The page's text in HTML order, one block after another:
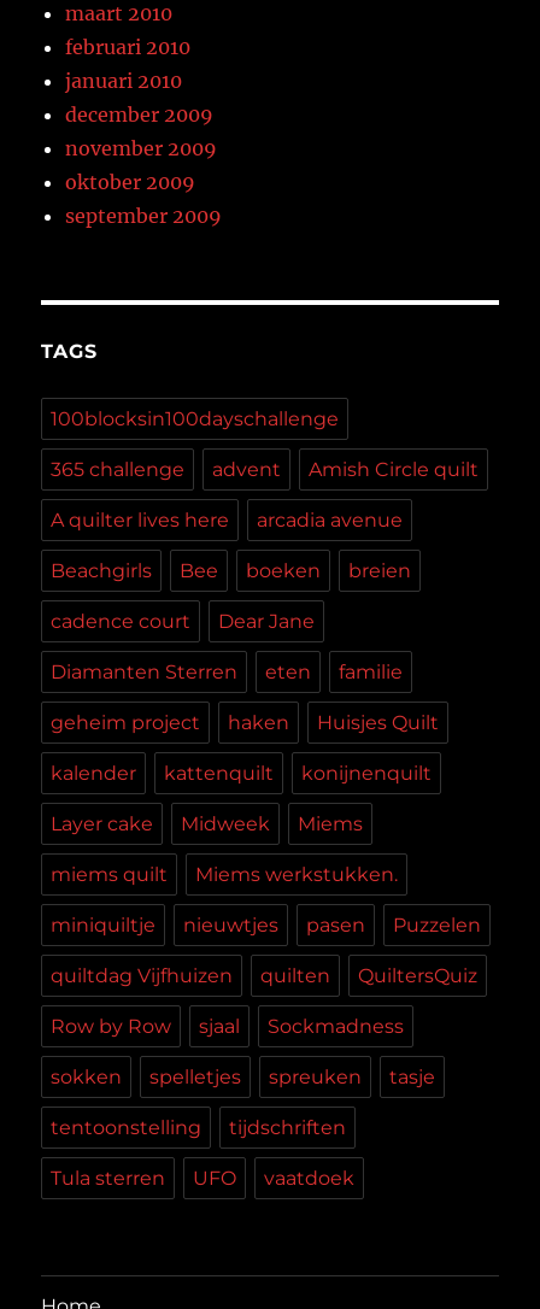
maart 2010
februari 2010
januari 2010
december 2009
november 2009
oktober 2009
september 2009
TAGS
100blocksin100dayschallenge
365 challenge advent Amish Circle quilt
A quilter lives here arcadia avenue
Beachgirls Bee boeken breien
cadence court Dear Jane
Diamanten Sterren eten familie
geheim project haken Huisjes Quilt
kalender kattenquilt konijnenquilt
Layer cake Midweek Miems
miems quilt Miems werkstukken.
miniquiltje nieuwtjes pasen Puzzelen
quiltdag Vijfhuizen quilten QuiltersQuiz
Row by Row sjaal Sockmadness
sokken spelletjes spreuken tasje
tentoonstelling tijdschriften
Tula sterren UFO vaatdoek